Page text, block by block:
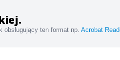
ten format np. Acrobat